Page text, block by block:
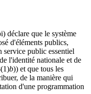
déclare que le système
d'éléments publics,
service public essentiel
l'identité nationale et de
b)) et que tous les
de la manière qui
d'une programmation